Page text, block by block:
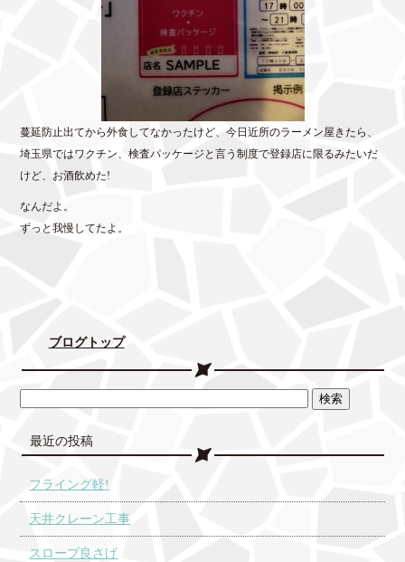
蔓延防止出てから外食してなかったけど、今日近所のラーメン屋きたら、
埼玉県ではワクチン、検査パッケージと言う制度で登録店に限るみたいだ
けど、お酒飲めた!
なんだよ。
ずっと我慢してたよ。
ブログトップ
最近の投稿
フライング軽!
天井クレーン工事
スロープ良さげ